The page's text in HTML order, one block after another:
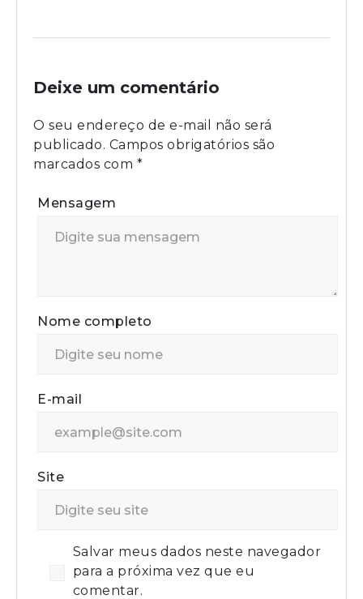
Deixe um comentário
O seu endereço de e-mail não será
publicado. Campos obrigatórios são
marcados com *
Mensagem
Nome completo
E-mail
Site
Salvar meus dados neste navegador
para a próxima vez que eu
comentar.